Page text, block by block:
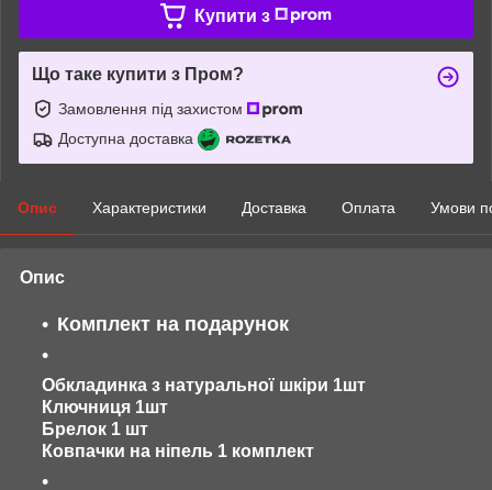
Купити з
Що таке купити з Пром?
Замовлення під захистом
Доступна доставка
Опис Характеристики Доставка Оплата Умови
Опис
Комплект на подарунок
Обкладинка з натуральної шкіри 1шт
Ключниця 1шт
Брелок 1 шт
Ковпачки на ніпель 1 комплект